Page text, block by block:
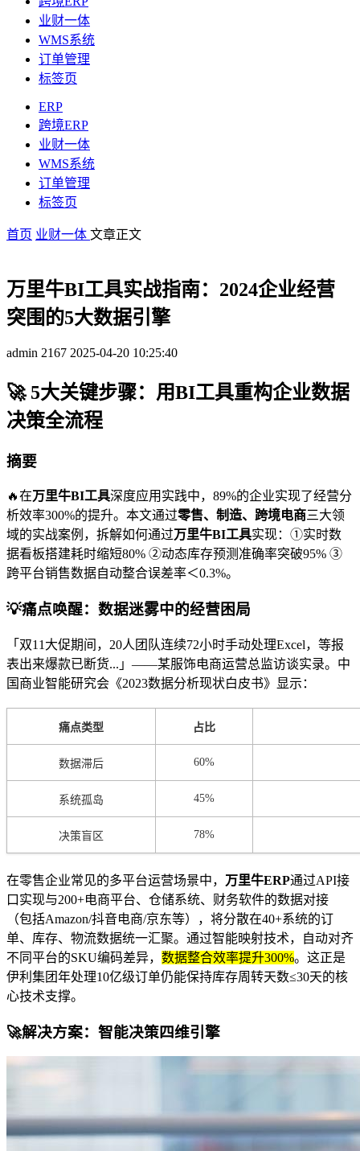
业财一体
WMS系统
订单管理
标签页
ERP
跨境ERP
业财一体
WMS系统
订单管理
标签页
首页 业财一体 文章正文
万里牛BI工具实战指南：2024企业经营
突围的5大数据引擎
admin 2167 2025-04-20 10:25:40
🚀 5大关键步骤：用BI工具重构企业数据
决策全流程
摘要
🔥在万里牛BI工具深度应用实践中，89%的企业实现了经营分
析效率300%的提升。本文通过零售、制造、跨境电商三大领
域的实战案例，拆解如何通过万里牛BI工具实现：①实时数
据看板搭建耗时缩短80% ②动态库存预测准确率突破95% ③
跨平台销售数据自动整合误差率＜0.3%。
💡痛点唤醒：数据迷雾中的经营困局
「双11大促期间，20人团队连续72小时手动处理Excel，等报
表出来爆款已断货...」——某服饰电商运营总监访谈实录。中
国商业智能研究会《2023数据分析现状白皮书》显示：
痛点类型 占比
数据滞后 60%
系统孤岛 45%
决策盲区 78%
在零售企业常见的多平台运营场景中， 万里牛ERP通过API接
口实现与200+电商平台、仓储系统、财务软件的数据对接
（包括Amazon/抖音电商/京东等），将分散在40+系统的订
单、库存、物流数据统一汇聚。通过智能映射技术，自动对齐
不同平台的SKU编码差异， 数据整合效率提升300%。这正是
伊利集团年处理10亿级订单仍能保持库存周转天数≤30天的核
心技术支撑。
🚀解决方案：智能决策四维引擎